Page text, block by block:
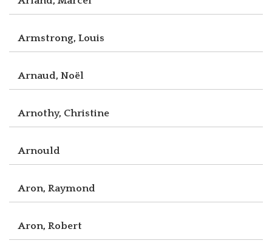
Armstrong, Louis
Arnaud, Noël
Arnothy, Christine
Arnould
Aron, Raymond
Aron, Robert